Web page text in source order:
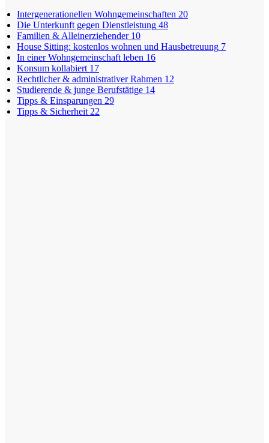
Intergenerationellen Wohngemeinschaften 20
Die Unterkunft gegen Dienstleistung 48
Familien & Alleinerziehender 10
House Sitting: kostenlos wohnen und Hausbetreuung 7
In einer Wohngemeinschaft leben 16
Konsum kollabiert 17
Rechtlicher & administrativer Rahmen 12
Studierende & junge Berufstätige 14
Tipps & Einsparungen 29
Tipps & Sicherheit 22